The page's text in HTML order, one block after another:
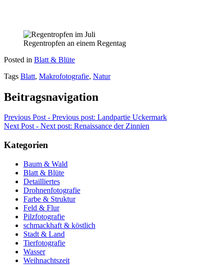
Regentropfen an einem Regentag
Posted in Blatt & Blüte
Tags Blatt, Makrofotografie, Natur
Beitragsnavigation
Previous Post - Previous post: Landpartie Uckermark
Next Post - Next post: Renaissance der Zinnien
Kategorien
Baum & Wald
Blatt & Blüte
Detailliertes
Drohnenfotografie
Farbe & Struktur
Feld & Flur
Pilzfotografie
schmackhaft & köstlich
Stadt & Land
Tierfotografie
Wasser
Weihnachtszeit